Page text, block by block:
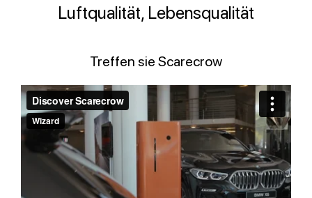
Luftqualität, Lebensqualität
Treffen sie Scarecrow